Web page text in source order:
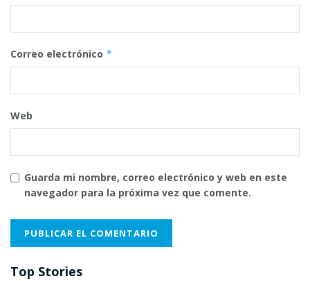
Correo electrónico *
Web
Guarda mi nombre, correo electrónico y web en este
navegador para la próxima vez que comente.
Top Stories